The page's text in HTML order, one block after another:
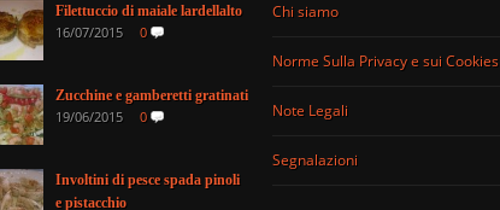
Filettuccio di maiale lardellalto
16/07/2015 0
Zucchine e gamberetti gratinati
19/06/2015 0
Involtini di pesce spada pinoli
e pistacchio
Chi siamo
Norme Sulla Privacy e sui Cookies
Note Legali
Segnalazioni